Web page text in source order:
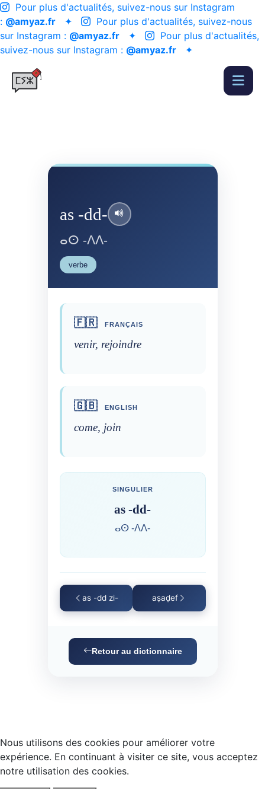
Pour plus d'actualités, suivez-nous sur Instagram
: @amyaz.fr ✦
Pour plus d'actualités, suivez-nous
sur Instagram : @amyaz.fr ✦
Pour plus d'actualités,
suivez-nous sur Instagram : @amyaz.fr ✦
as -dd-
ⴰⵙ -ⴷⴷ-
verbe
🇫🇷 FRANÇAIS
venir, rejoindre
🇬🇧 ENGLISH
come, join
SINGULIER
as -dd-
ⴰⵙ -ⴷⴷ-
as -dd zi- aṣaḍef
Retour au dictionnaire
Nous utilisons des cookies pour améliorer votre
expérience. En continuant à visiter ce site, vous acceptez
notre utilisation des cookies.